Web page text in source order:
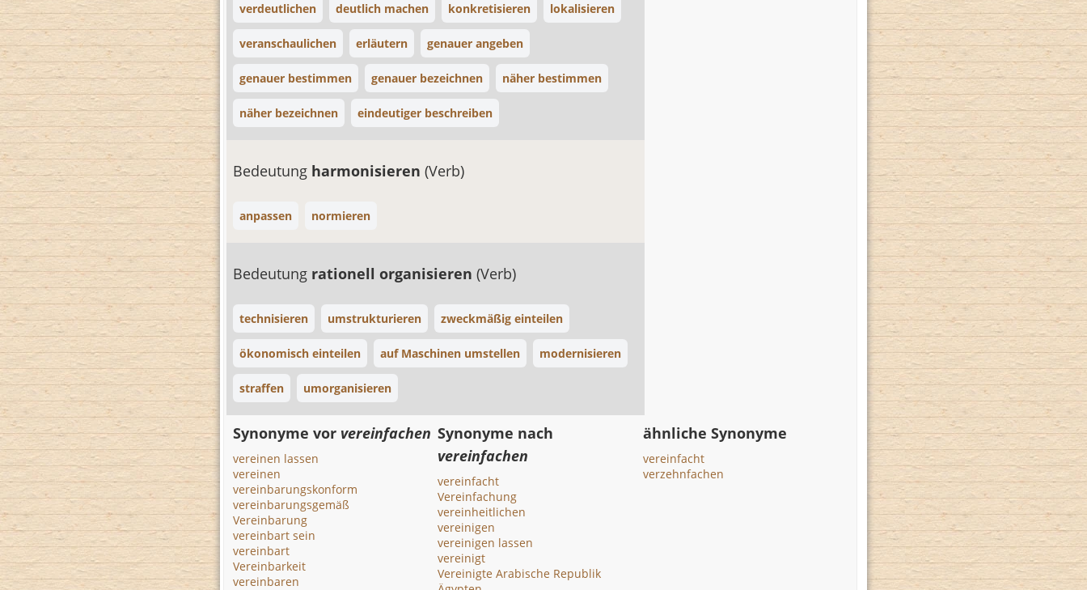
verdeutlichen deutlich machen konkretisieren lokalisieren
veranschaulichen erläutern genauer angeben
genauer bestimmen genauer bezeichnen näher bestimmen
näher bezeichnen eindeutiger beschreiben
Bedeutung harmonisieren (Verb)
anpassen normieren
Bedeutung rationell organisieren (Verb)
technisieren umstrukturieren zweckmäßig einteilen
ökonomisch einteilen auf Maschinen umstellen modernisieren
straffen umorganisieren
Synonyme vor vereinfachen
vereinen lassen
vereinen
vereinbarungskonform
vereinbarungsgemäß
Vereinbarung
vereinbart sein
vereinbart
Vereinbarkeit
vereinbaren
Synonyme nach
vereinfachen
vereinfacht
Vereinfachung
vereinheitlichen
vereinigen
vereinigen lassen
vereinigt
Vereinigte Arabische Republik
ähnliche Synonyme
vereinfacht
verzehnfachen